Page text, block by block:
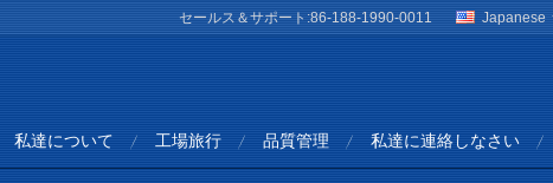
セールス＆サポート:86-188-1990-0011 Japanese
私達について 工場旅行 品質管理 私達に連絡しなさい